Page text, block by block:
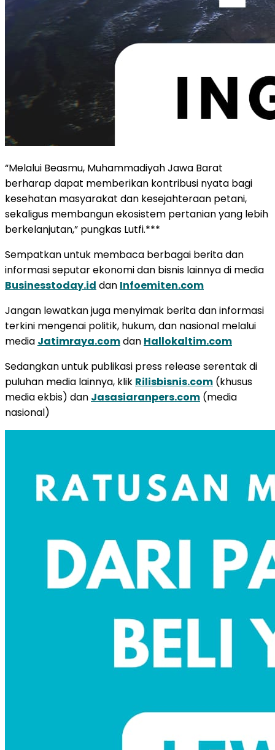
“Melalui Beasmu, Muhammadiyah Jawa Barat
berharap dapat memberikan kontribusi nyata bagi
kesehatan masyarakat dan kesejahteraan petani,
sekaligus membangun ekosistem pertanian yang lebih
berkelanjutan,” pungkas Lutfi.***
Sempatkan untuk membaca berbagai berita dan
informasi seputar ekonomi dan bisnis lainnya di media
Businesstoday.id dan Infoemiten.com
Jangan lewatkan juga menyimak berita dan informasi
terkini mengenai politik, hukum, dan nasional melalui
media Jatimraya.comdan Hallokaltim.com
Sedangkan untuk publikasi press release serentak di
puluhan media lainnya, klik Rilisbisnis.com (khusus
media ekbis) dan Jasasiaranpers.com (media
nasional)